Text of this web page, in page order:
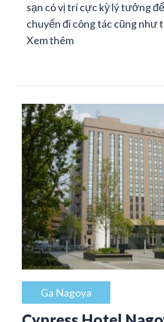
sạn có vị trí cực kỳ lý tưởng
chuyến đi công tác cũng như
Xem thêm
Ga Nagoya